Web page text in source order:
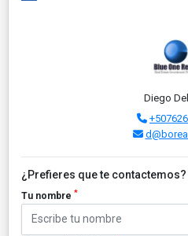
Diego
¿Prefieres que te contactemos?
Tu nombre *